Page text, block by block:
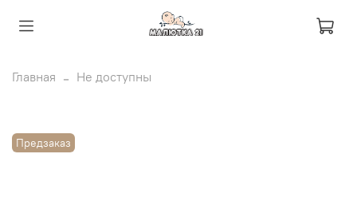
Главная Не доступны
Предзаказ